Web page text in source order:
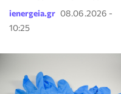
ienergeia.gr 08.06.2026 -
10:25